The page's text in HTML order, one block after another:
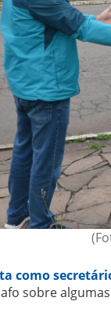
como
sobre